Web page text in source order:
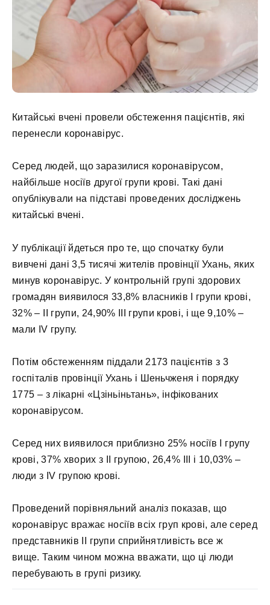
Китайські вчені провели обстеження пацієнтів, які
перенесли коронавірус.
Серед людей, що заразилися коронавірусом,
найбільше носіїв другої групи крові. Такі дані
опублікували на підставі проведених досліджень
китайські вчені.
У публікації йдеться про те, що спочатку були
вивчені дані 3,5 тисячі жителів провінції Ухань, яких
минув коронавірус. У контрольній групі здорових
громадян виявилося 33,8% власників I групи крові,
32% – II групи, 24,90% III групи крові, і ще 9,10% –
мали IV групу.
Потім обстеженням піддали 2173 пацієнтів з 3
госпіталів провінції Ухань і Шеньчженя і порядку
1775 – з лікарні «Цзіньіньтань», інфікованих
коронавірусом.
Серед них виявилося приблизно 25% носіїв I групу
крові, 37% хворих з II групою, 26,4% III і 10,03% –
люди з IV групою крові.
Проведений порівняльний аналіз показав, що
коронавірус вражає носіїв всіх груп крові, але серед
представників II групи сприйнятливість все ж
вище. Таким чином можна вважати, що ці люди
перебувають в групі ризику.